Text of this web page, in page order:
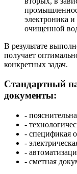
электроника
очищенной
В результате
получает
конкретных задач.
Стандартный
документы:
-
-
- спецификая
-
-
- сметная